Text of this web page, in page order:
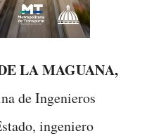
LA MAGUANA,
de Ingenieros
ingeniero